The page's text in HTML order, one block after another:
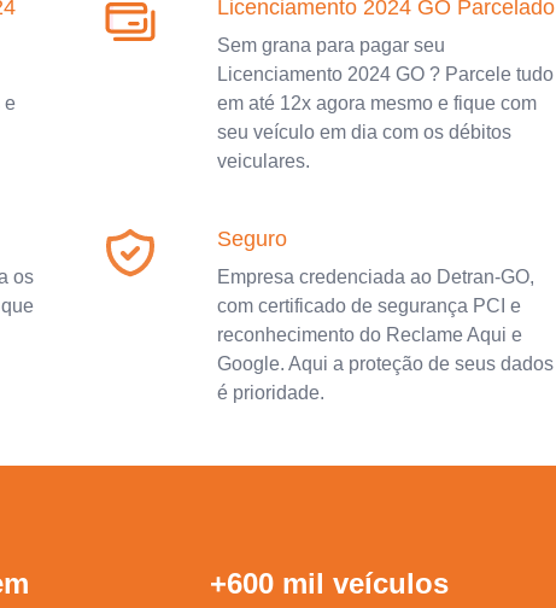
e
Licenciamento 2024 GO Parcelado
Sem grana para pagar seu
Licenciamento 2024 GO ? Parcele tudo
em até 12x agora mesmo e fique com
seu veículo em dia com os débitos
veiculares.
os
Seguro
Empresa credenciada ao Detran-GO,
com certificado de segurança PCI e
reconhecimento do Reclame Aqui e
Google. Aqui a proteção de seus dados
é prioridade.
+600 mil veículos